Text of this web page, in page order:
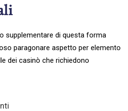
supplementare di questa forma
paragonare aspetto per elemento
dei casinò che richiedono